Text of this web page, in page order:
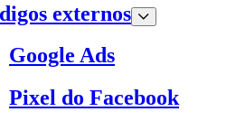
externos
Google Ads
Pixel do Facebook